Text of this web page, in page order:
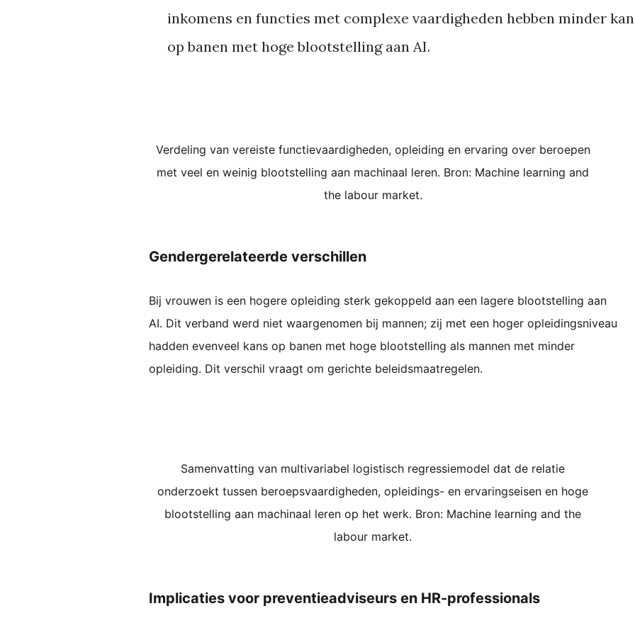
inkomens en functies met complexe vaardigheden hebben minder
op banen met hoge blootstelling aan AI.
Verdeling van vereiste functievaardigheden, opleiding en ervaring over beroepen
met veel en weinig blootstelling aan machinaal leren. Bron: Machine learning and
the labour market.
Gendergerelateerde verschillen
Bij vrouwen is een hogere opleiding sterk gekoppeld aan een lagere blootstelling aan
AI. Dit verband werd niet waargenomen bij mannen; zij met een hoger opleidingsniveau
hadden evenveel kans op banen met hoge blootstelling als mannen met minder
opleiding. Dit verschil vraagt om gerichte beleidsmaatregelen.
Samenvatting van multivariabel logistisch regressiemodel dat de relatie
onderzoekt tussen beroepsvaardigheden, opleidings- en ervaringseisen en hoge
blootstelling aan machinaal leren op het werk. Bron: Machine learning and the
labour market.
Implicaties voor preventieadviseurs en HR-professionals